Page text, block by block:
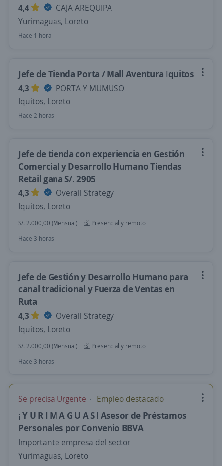
4,4
CAJA AREQUIPA
Yurimaguas, Loreto
Hace 1 hora
Jefe de Tienda Porta / Mall Aventura Iquitos
4,3
PORTA Y MUMUSO
Iquitos, Loreto
Hace 2 horas
Jefe de tienda con experiencia en Gestión
Comercial y Desarrollo Humano Tiendas
Retail gana S/. 2905
4,3
Overall Strategy
Iquitos, Loreto
S/. 2.000,00 (Mensual)
Presencial y remoto
Hace 3 horas
Jefe de Gestión y Desarrollo Humano para
canal tradicional y Fuerza de Ventas en
Ruta
4,3
Overall Strategy
Iquitos, Loreto
S/. 2.000,00 (Mensual)
Presencial y remoto
Hace 3 horas
Se precisa Urgente Empleo destacado
¡ Y U R I M A G U A S ! Asesor de Préstamos
Personales por Convenio BBVA
Importante empresa del sector
Yurimaguas, Loreto